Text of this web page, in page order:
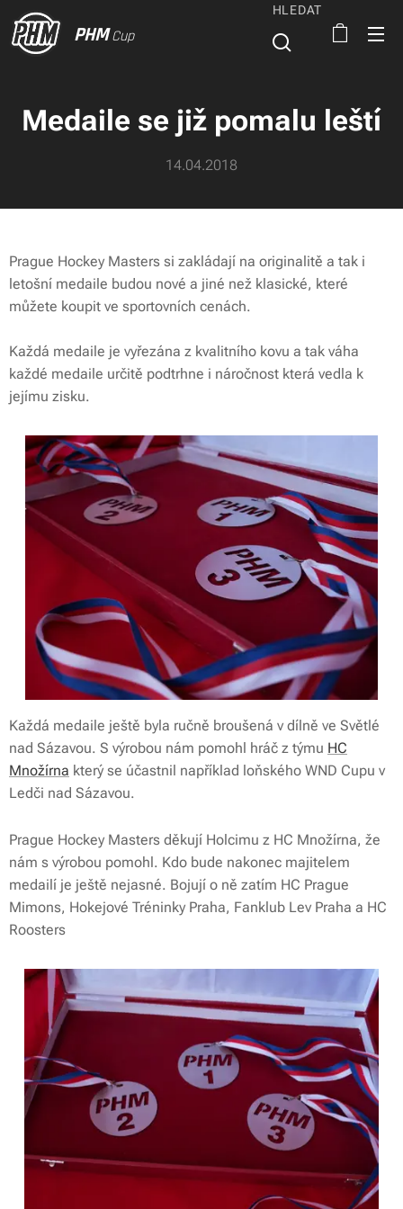
PHMCup
HLEDAT
Medaile se již pomalu leští
14.04.2018
Prague Hockey Masters si zakládají na originalitě a tak i
letošní medaile budou nové a jiné než klasické, které
můžete koupit ve sportovních cenách.
Každá medaile je vyřezána z kvalitního kovu a tak váha
každé medaile určitě podtrhne i náročnost která vedla k
jejímu zisku.
Každá medaile ještě byla ručně broušená v dílně ve Světlé
nad Sázavou. S výrobou nám pomohl hráč z týmu HC
Množírna který se účastnil například loňského WND Cupu v
Ledči nad Sázavou.
Prague Hockey Masters děkují Holcimu z HC Množírna, že
nám s výrobou pomohl. Kdo bude nakonec majitelem
medailí je ještě nejasné. Bojují o ně zatím HC Prague
Mimons, Hokejové Tréninky Praha, Fanklub Lev Praha a HC
Roosters